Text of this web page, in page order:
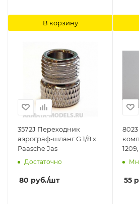
В корзину
3572J Переходник
аэрограф-шланг G 1/8 х
Paasche Jas
Достаточно
80 руб./шт
1209,
55